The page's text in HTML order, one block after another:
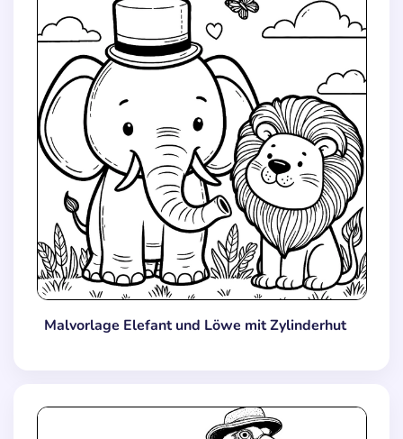
Malvorlage Elefant und Löwe mit Zylinderhut